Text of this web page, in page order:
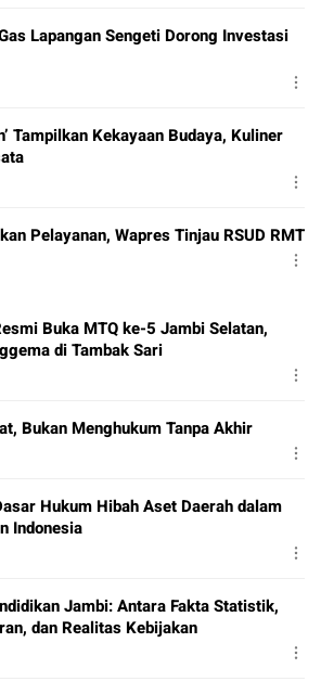
Lapangan Sengeti Dorong Investasi
Tampilkan Kekayaan Budaya, Kuliner
Pelayanan, Wapres Tinjau RSUD RMT
Buka MTQ ke-5 Jambi Selatan,
di Tambak Sari
Bukan Menghukum Tanpa Akhir
Hukum Hibah Aset Daerah dalam
Indonesia
Jambi: Antara Fakta Statistik,
dan Realitas Kebijakan